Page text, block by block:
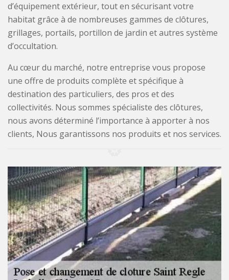
d’équipement extérieur, tout en sécurisant votre
habitat grâce à de nombreuses gammes de clôtures,
grillages, portails, portillon de jardin et autres système
d’occultation.
Au cœur du marché, notre entreprise vous propose
une offre de produits complète et spécifique à
destination des particuliers, des pros et des
collectivités. Nous sommes spécialiste des clôtures,
nous avons déterminé l’importance à apporter à nos
clients, Nous garantissons nos produits et nos services.